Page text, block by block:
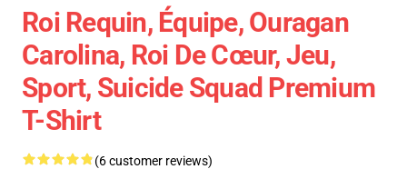
Roi Requin, Équipe, Ouragan
Carolina, Roi De Cœur, Jeu,
Sport, Suicide Squad Premium
T-Shirt
(6 customer reviews)